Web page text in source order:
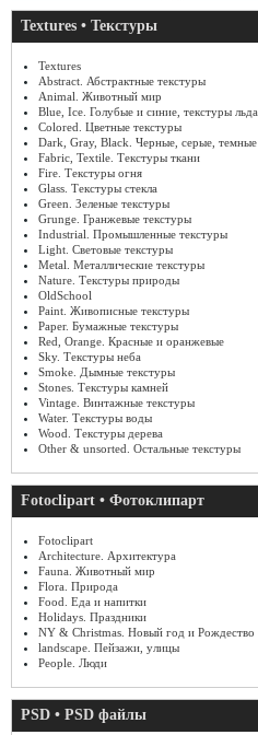
Textures • Текстуры
Textures
Abstract. Абстрактные текстуры
Animal. Животный мир
Blue, Ice. Голубые и синие, текстуры льда
Colored. Цветные текстуры
Dark, Gray, Black. Черные, серые, темные
Fabric, Textile. Текстуры ткани
Fire. Текстуры огня
Glass. Текстуры стекла
Green. Зеленые текстуры
Grunge. Гранжевые текстуры
Industrial. Промышленные текстуры
Light. Световые текстуры
Metal. Металлические текстуры
Nature. Текстуры природы
OldSchool
Paint. Живописные текстуры
Paper. Бумажные текстуры
Red, Orange. Красные и оранжевые
Sky. Текстуры неба
Smoke. Дымные текстуры
Stones. Текстуры камней
Vintage. Винтажные текстуры
Water. Текстуры воды
Wood. Текстуры дерева
Other & unsorted. Остальные текстуры
Fotoclipart • Фотоклипарт
Fotoclipart
Architecture. Архитектура
Fauna. Животный мир
Flora. Природа
Food. Еда и напитки
Holidays. Праздники
NY & Christmas. Новый год и Рождество
landscape. Пейзажи, улицы
People. Люди
PSD • PSD файлы